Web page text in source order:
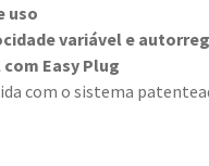
uso
variável e
Easy Plug
com o sistema